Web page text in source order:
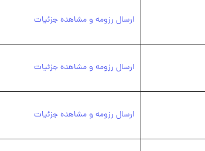
ارسال رزومه و مشاهده جزئیات
ارسال رزومه و مشاهده جزئیات
ارسال رزومه و مشاهده جزئیات